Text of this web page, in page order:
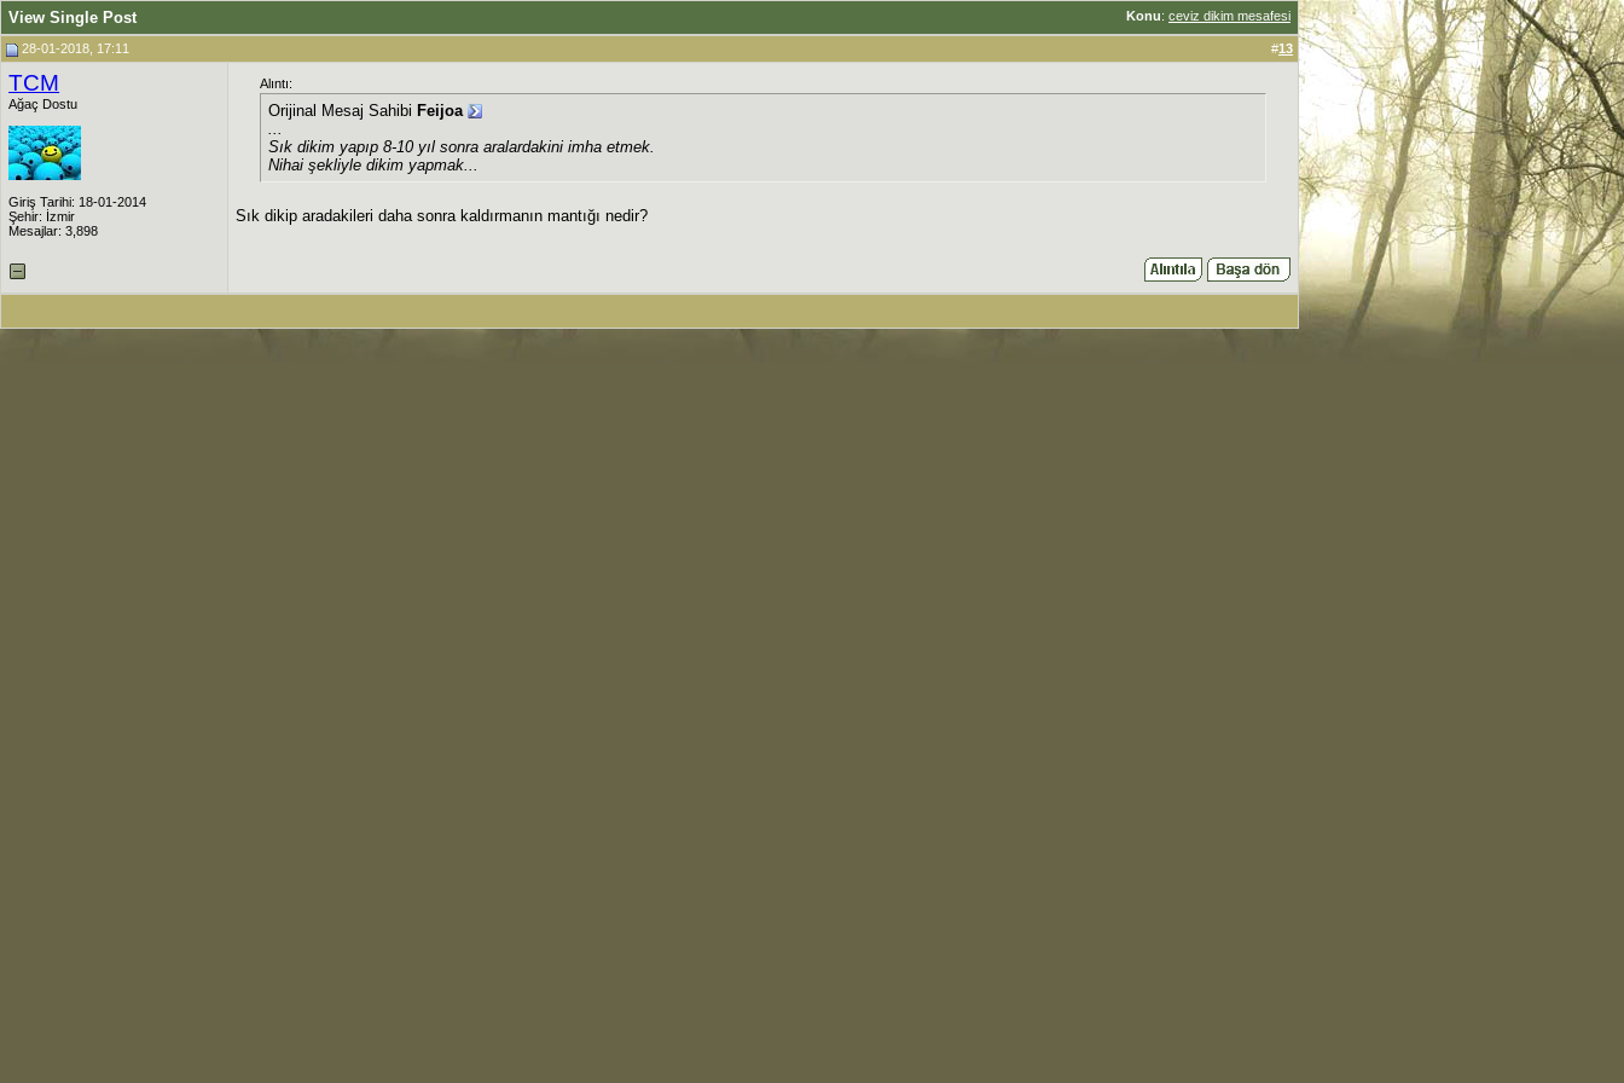
Konu: ceviz dikim mesafesi
View Single Post
28-01-2018, 17:11 #13
TCM
Ağaç Dostu
Giriş Tarihi: 18-01-2014
Şehir: İzmir
Mesajlar: 3,898
Alıntı:
Orijinal Mesaj Sahibi Feijoa
...
Sık dikim yapıp 8-10 yıl sonra aralardakini imha etmek.
Nihai şekliyle dikim yapmak...
Sık dikip aradakileri daha sonra kaldırmanın mantığı nedir?